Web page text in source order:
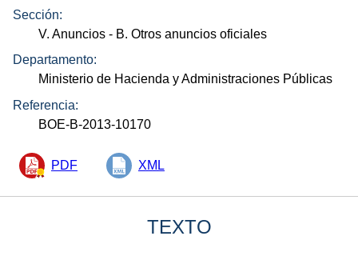
Sección:
V. Anuncios - B. Otros anuncios oficiales
Departamento:
Ministerio de Hacienda y Administraciones Públicas
Referencia:
BOE-B-2013-10170
PDF XML
TEXTO